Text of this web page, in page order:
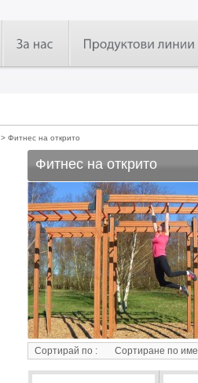
> Фитнес на открито
Фитнес на открито
Сортирай по : Сортиране по име